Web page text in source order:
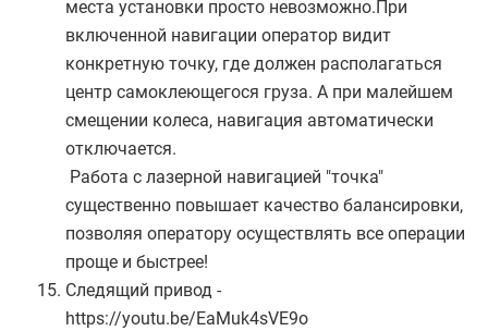
места установки просто невозможно.При
включенной навигации оператор видит
конкретную точку, где должен располагаться
центр самоклеющегося груза. А при малейшем
смещении колеса, навигация автоматически
отключается.
Работа с лазерной навигацией "точка"
существенно повышает качество балансировки,
позволяя оператору осуществлять все операции
проще и быстрее!
Следящий привод -
https://youtu.be/EaMuk4sVE9o